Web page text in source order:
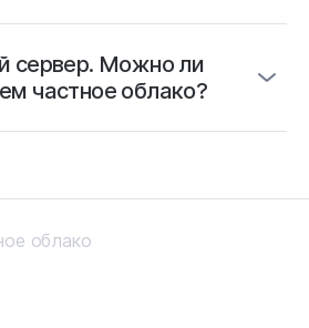
сервер. Можно ли
частное облако?
облако